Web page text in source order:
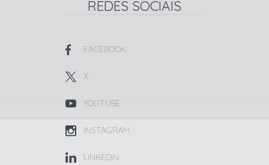
REDES SOCIAIS
FACEBOOK
X
YOUTUBE
INSTAGRAM
LINKEDIN